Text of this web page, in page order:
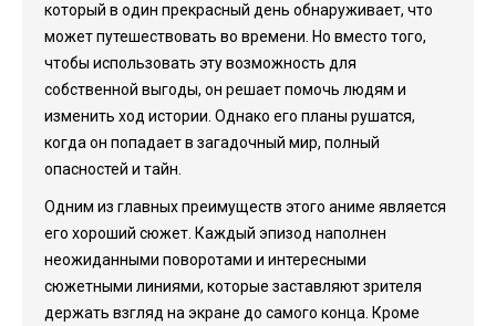
который в один прекрасный день обнаруживает, что
может путешествовать во времени. Но вместо того,
чтобы использовать эту возможность для
собственной выгоды, он решает помочь людям и
изменить ход истории. Однако его планы рушатся,
когда он попадает в загадочный мир, полный
опасностей и тайн.
Одним из главных преимуществ этого аниме является
его хороший сюжет. Каждый эпизод наполнен
неожиданными поворотами и интересными
сюжетными линиями, которые заставляют зрителя
держать взгляд на экране до самого конца. Кроме